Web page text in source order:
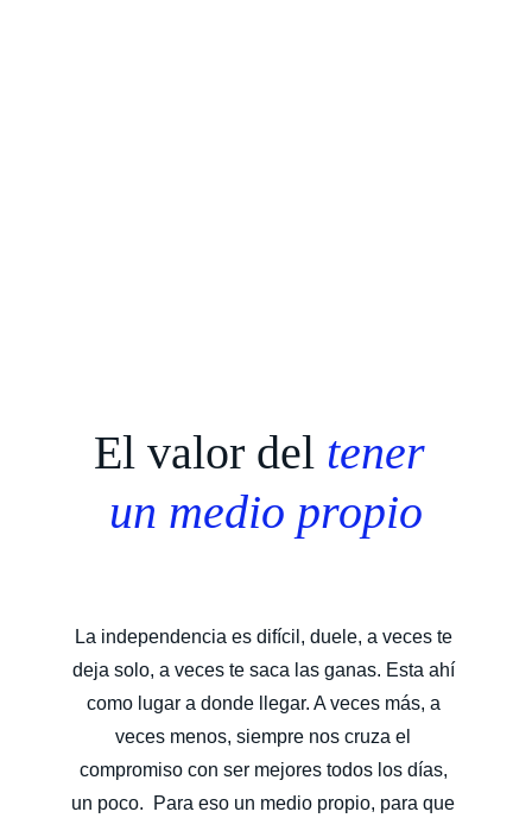
El valor del tener
un medio propio
La independencia es difícil, duele, a veces te
deja solo, a veces te saca las ganas. Esta ahí
como lugar a donde llegar. A veces más, a
veces menos, siempre nos cruza el
compromiso con ser mejores todos los días,
un poco.  Para eso un medio propio, para que